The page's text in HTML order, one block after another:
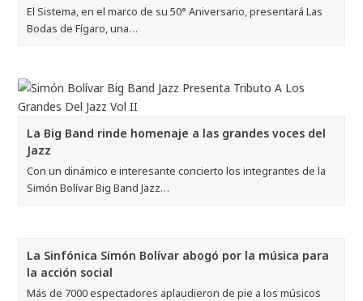
El Sistema, en el marco de su 50° Aniversario, presentará Las
Bodas de Fígaro, una…
La Big Band rinde homenaje a las grandes voces del
Jazz
Con un dinámico e interesante concierto los integrantes de la
Simón Bolívar Big Band Jazz…
La Sinfónica Simón Bolívar abogó por la música para
la acción social
Más de 7000 espectadores aplaudieron de pie a los músicos